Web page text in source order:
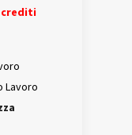
crediti
Lavoro